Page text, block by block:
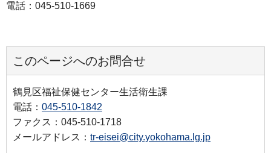
電話：045-510-1669
このページへのお問合せ
鶴見区福祉保健センター生活衛生課
電話： 045-510-1842
ファクス：045-510-1718
メールアドレス： tr-eisei@city.yokohama.lg.jp